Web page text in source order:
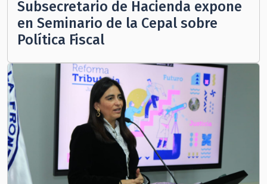
Subsecretario de Hacienda expone
en Seminario de la Cepal sobre
Política Fiscal